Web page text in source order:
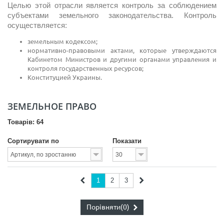
Целью этой отрасли является контроль за соблюдением
субъектами земельного законодательства. Контроль
осуществляется:
земельным кодексом;
нормативно-правовыми актами, которые утверждаются
Кабинетом Министров и другими органами управления и
контроля государственных ресурсов;
Конституцией Украины.
ЗЕМЕЛЬНОЕ ПРАВО
Товарів: 64
Сортирувати по Показати
1 2 3
Порівняти(0)